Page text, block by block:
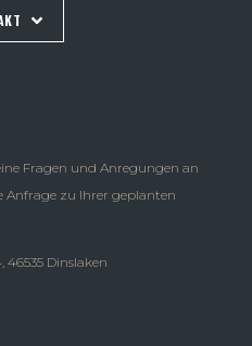
Fragen und Anregungen an
Anfrage zu Ihrer geplanten
46535 Dinslaken